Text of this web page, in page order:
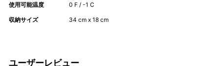
使用可能温度 0 F / -1 C
収納サイズ‌ 34 cm x 18 cm
ユーザーレビュー